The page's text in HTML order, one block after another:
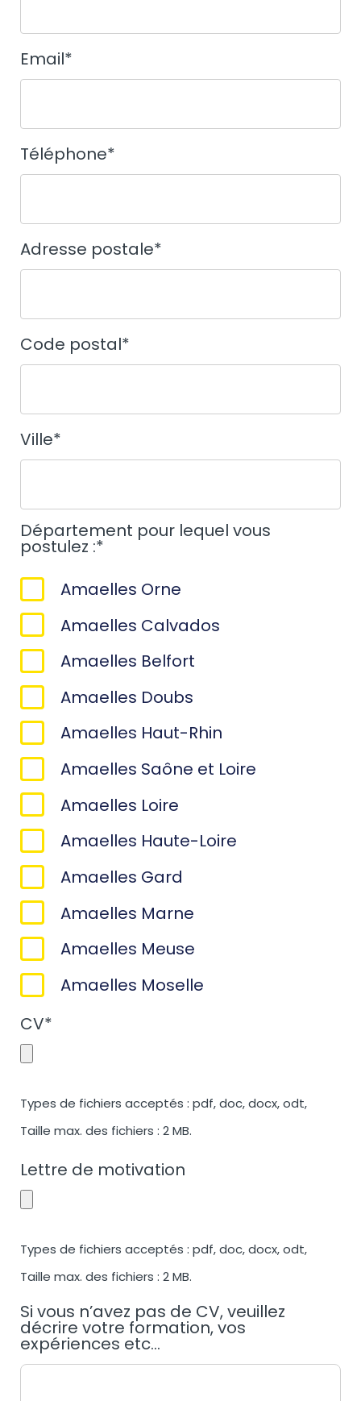
Email*
Téléphone*
Adresse postale*
Code postal*
Ville*
Département pour lequel vous
postulez :*
Amaelles Orne
Amaelles Calvados
Amaelles Belfort
Amaelles Doubs
Amaelles Haut-Rhin
Amaelles Saône et Loire
Amaelles Loire
Amaelles Haute-Loire
Amaelles Gard
Amaelles Marne
Amaelles Meuse
Amaelles Moselle
CV*
Types de fichiers acceptés : pdf, doc, docx, odt,
Taille max. des fichiers : 2 MB.
Lettre de motivation
Types de fichiers acceptés : pdf, doc, docx, odt,
Taille max. des fichiers : 2 MB.
Si vous n’avez pas de CV, veuillez
décrire votre formation, vos
expériences etc...